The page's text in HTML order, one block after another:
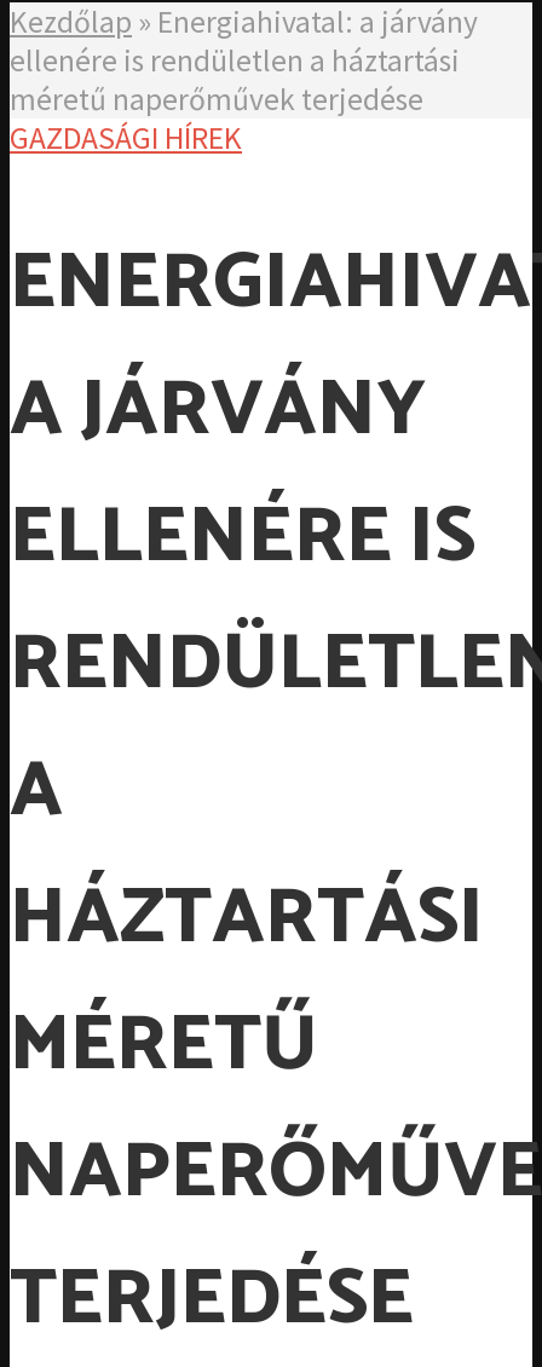
Kezdőlap » Energiahivatal: a járvány
ellenére is rendületlen a háztartási
méretű naperőművek terjedése
GAZDASÁGI HÍREK
A JÁRVÁNY
ELLENÉRE IS
A
HÁZTARTÁSI
MÉRETŰ
TERJEDÉSE